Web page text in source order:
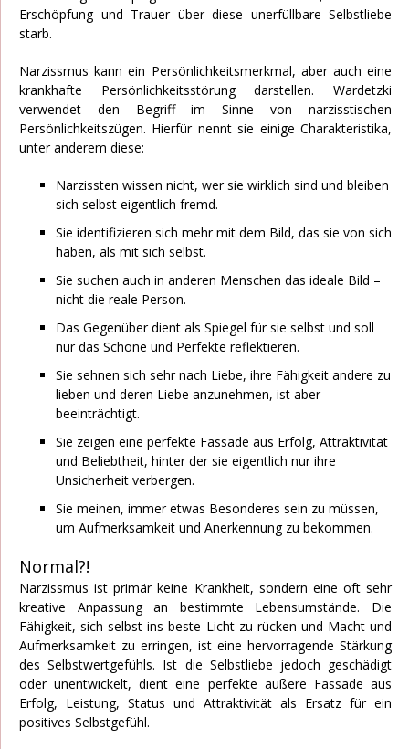
Erschöpfung und Trauer über diese unerfüllbare Selbstliebe
starb.
Narzissmus kann ein Persönlichkeitsmerkmal, aber auch eine
krankhafte Persönlichkeitsstörung darstellen. Wardetzki
verwendet den Begriff im Sinne von narzisstischen
Persönlichkeitszügen. Hierfür nennt sie einige Charakteristika,
unter anderem diese:
Narzissten wissen nicht, wer sie wirklich sind und bleiben
sich selbst eigentlich fremd.
Sie identifizieren sich mehr mit dem Bild, das sie von sich
haben, als mit sich selbst.
Sie suchen auch in anderen Menschen das ideale Bild –
nicht die reale Person.
Das Gegenüber dient als Spiegel für sie selbst und soll
nur das Schöne und Perfekte reflektieren.
Sie sehnen sich sehr nach Liebe, ihre Fähigkeit andere zu
lieben und deren Liebe anzunehmen, ist aber
beeinträchtigt.
Sie zeigen eine perfekte Fassade aus Erfolg, Attraktivität
und Beliebtheit, hinter der sie eigentlich nur ihre
Unsicherheit verbergen.
Sie meinen, immer etwas Besonderes sein zu müssen,
um Aufmerksamkeit und Anerkennung zu bekommen.
Normal?!
Narzissmus ist primär keine Krankheit, sondern eine oft sehr
kreative Anpassung an bestimmte Lebensumstände. Die
Fähigkeit, sich selbst ins beste Licht zu rücken und Macht und
Aufmerksamkeit zu erringen, ist eine hervorragende Stärkung
des Selbstwertgefühls. Ist die Selbstliebe jedoch geschädigt
oder unentwickelt, dient eine perfekte äußere Fassade aus
Erfolg, Leistung, Status und Attraktivität als Ersatz für ein
positives Selbstgefühl.